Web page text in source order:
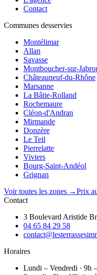
Contact
Communes desservies
Montélimar
Allan
Savasse
Montboucher-sur-
Châteauneuf-du-Rhône
Marsanne
La Bâtie-Rolland
Rochemaure
Cléon-d'Andran
Mirmande
Donzère
Le Teil
Pierrelatte
Viviers
Bourg-Saint-Andéol
Grignan
Voir toutes les zones →Prix
Contact
3 Boulevard Aristide
04 65 84 29 58
Horaires
Lundi – Vendredi · 9h